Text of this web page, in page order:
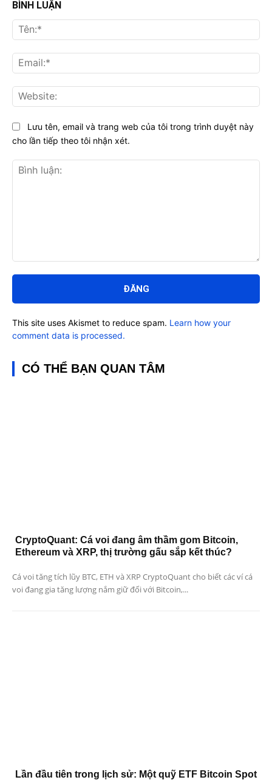
BÌNH LUẬN
luận:
Lưu tên, email và trang web của tôi trong trình duyệt này
cho lần tiếp theo tôi nhận xét.
This site uses Akismet to reduce spam. Learn how your
comment data is processed.
CÓ THỂ BẠN QUAN TÂM
CryptoQuant: Cá voi đang âm thầm gom Bitcoin,
Ethereum và XRP, thị trường gấu sắp kết thúc?
Cá voi tăng tích lũy BTC, ETH và XRP CryptoQuant cho biết các ví cá
voi đang gia tăng lượng nắm giữ đối với Bitcoin,...
Lần đầu tiên trong lịch sử: Một quỹ ETF Bitcoin Spot